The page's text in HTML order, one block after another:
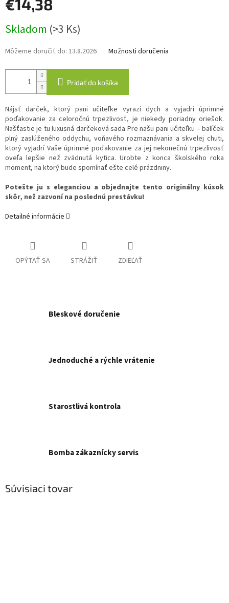
€14,38
cena:
Skladom (>3 Ks)
Môžeme doručiť do: 13.8.2026 Možnosti doručenia
Pridať do košíka
Nájsť darček, ktorý pani učiteľke vyrazí dych a vyjadrí úprimné
poďakovanie za celoročnú trpezlivosť, je niekedy poriadny oriešok.
Našťastie je tu luxusná darčeková sada Pre našu pani učiteľku – balíček
plný zaslúženého oddychu, voňavého rozmaznávania a skvelej chuti,
ktorý vyjadrí Vaše úprimné poďakovanie za jej nekonečnú trpezlivosť
oveľa lepšie než zvädnutá kytica. Urobte z konca školského roka
moment, na ktorý bude spomínať ešte celé prázdniny.
Potešte ju s eleganciou a objednajte tento originálny kúsok
skôr, než zazvoní na poslednú prestávku!
Detailné informácie
OPÝTAŤ SA STRÁŽIŤ ZDIEĽAŤ
Bleskové doručenie
Jednoduché a rýchle vrátenie
Starostlivá kontrola
Bomba zákaznícky servis
Súvisiaci tovar